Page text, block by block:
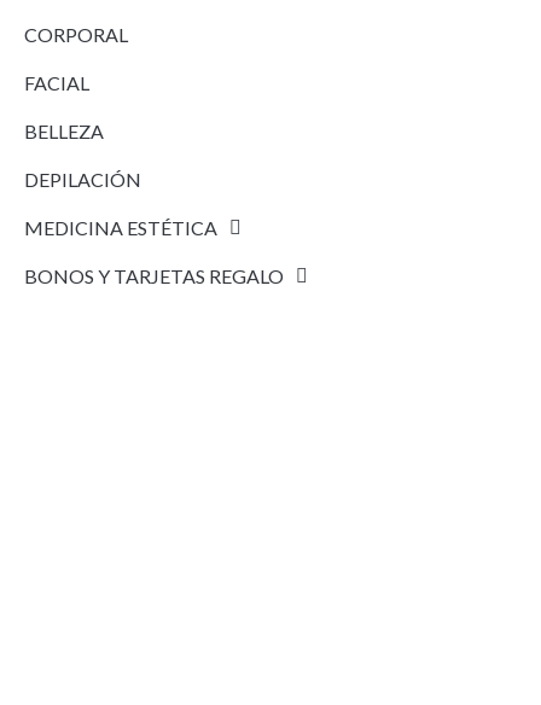
CORPORAL
FACIAL
BELLEZA
DEPILACIÓN
MEDICINA ESTÉTICA
BONOS Y TARJETAS REGALO